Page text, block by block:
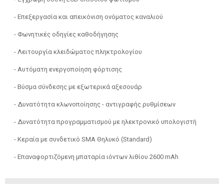
- Επεξεργασία και απεικόνιση ονόματος καναλιού
- Φωνητικές οδηγίες καθοδήγησης
- Λειτουργία κλειδώματος πληκτρολογίου
- Αυτόματη ενεργοποίηση φόρτισης
- Βύσμα σύνδεσης με εξωτερικά αξεσουάρ
- Δυνατότητα κλωνοποίησης - αντιγραφής ρυθμίσεων
- Δυνατότητα προγραμματισμού με ηλεκτρονικό υπολογιστή
- Κεραία με συνδετικό SMA Θηλυκό (Standard)
- Επαναφορτιζόμενη μπαταρία ιόντων λιθίου 2600 mAh